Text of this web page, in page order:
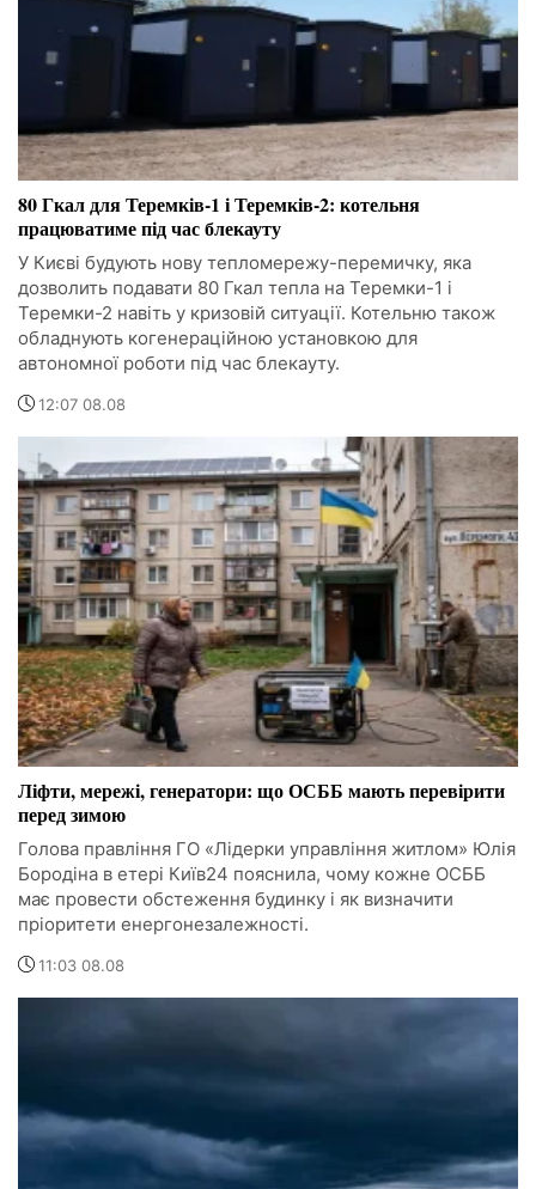
80 Гкал для Теремків-1 і Теремків-2: котельня
працюватиме під час блекауту
У Києві будують нову тепломережу-перемичку, яка
дозволить подавати 80 Гкал тепла на Теремки-1 і
Теремки-2 навіть у кризовій ситуації. Котельню також
обладнують когенераційною установкою для
автономної роботи під час блекауту.
12:07 08.08
Ліфти, мережі, генератори: що ОСББ мають перевірити
перед зимою
Голова правління ГО «Лідерки управління житлом» Юлія
Бородіна в етері Київ24 пояснила, чому кожне ОСББ
має провести обстеження будинку і як визначити
пріоритети енергонезалежності.
11:03 08.08